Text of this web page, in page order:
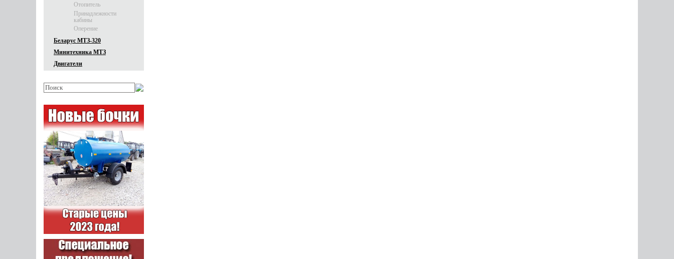
Отопитель
Принадлежности
кабины
Оперение
Беларус МТЗ-320
Минитехника МТЗ
Двигатели